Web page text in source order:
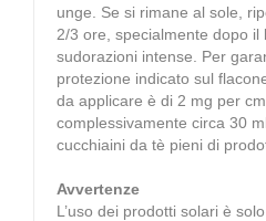
unge. Se si rimane al sole,
2/3 ore, specialmente dopo il
sudorazioni intense. Per
protezione indicato sul
da applicare è di 2 mg per
complessivamente circa 30
cucchiaini da tè pieni di
Avvertenze
L’uso dei prodotti solari è